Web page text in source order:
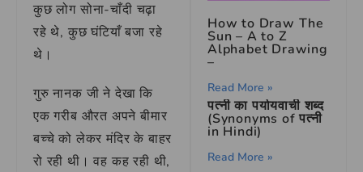
कुछ लोग सोना-चाँदी चढ़ा
रहे थे, कुछ घंटियाँ बजा रहे
थे।
गुरु नानक जी ने देखा कि
एक गरीब औरत अपने बीमार
बच्चे को लेकर मंदिर के बाहर
रो रही थी। वह कह रही थी,
How to Draw The
Sun – A to Z
Alphabet Drawing
–
Read More »
पत्नी का पर्यायवाची शब्द
(Synonyms of पत्नी
in Hindi)
Read More »